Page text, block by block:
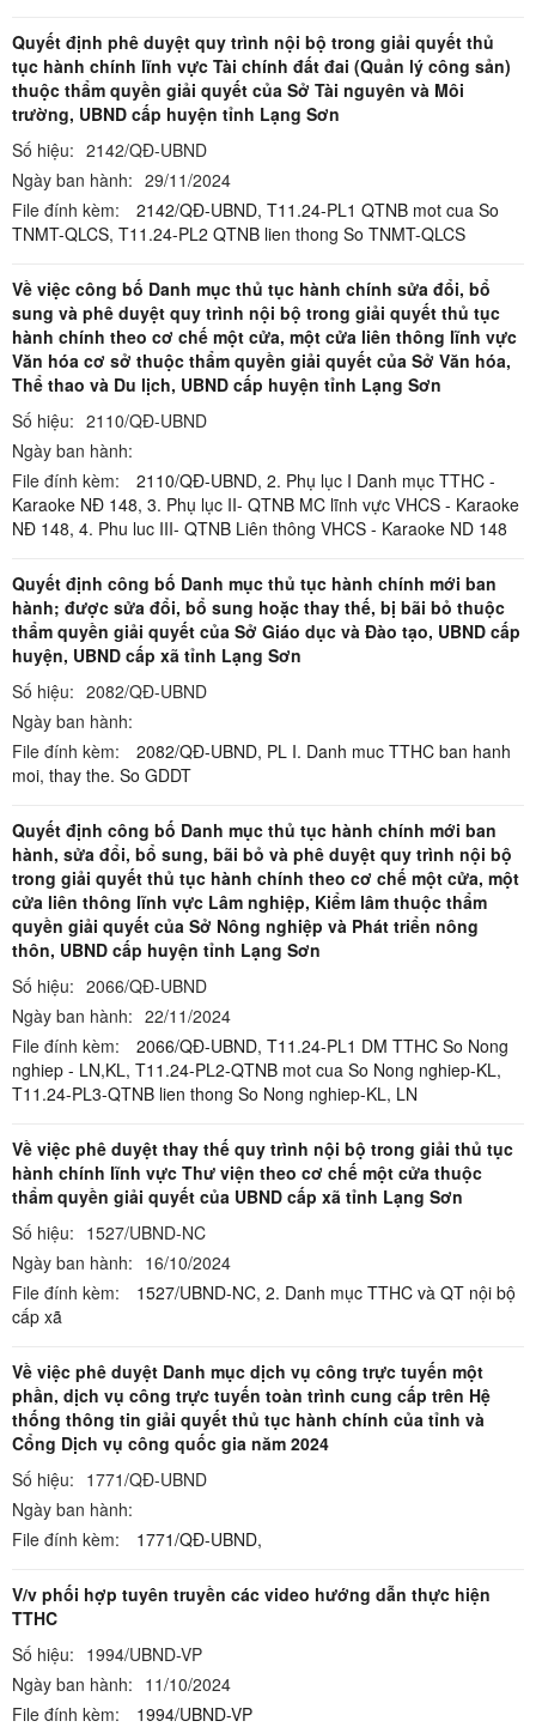
Quyết định phê duyệt quy trình nội bộ trong giải quyết thủ
tục hành chính lĩnh vực Tài chính đất đai (Quản lý công sản)
thuộc thẩm quyền giải quyết của Sở Tài nguyên và Môi
trường, UBND cấp huyện tỉnh Lạng Sơn
Số hiệu: 2142/QĐ-UBND
Ngày ban hành: 29/11/2024
File đính kèm:
2142/QĐ-UBND, T11.24-PL1 QTNB mot cua So
TNMT-QLCS, T11.24-PL2 QTNB lien thong So TNMT-QLCS
Về việc công bố Danh mục thủ tục hành chính sửa đổi, bổ
sung và phê duyệt quy trình nội bộ trong giải quyết thủ tục
hành chính theo cơ chế một cửa, một cửa liên thông lĩnh vực
Văn hóa cơ sở thuộc thẩm quyền giải quyết của Sở Văn hóa,
Thể thao và Du lịch, UBND cấp huyện tỉnh Lạng Sơn
Số hiệu: 2110/QĐ-UBND
Ngày ban hành:
File đính kèm:
2110/QĐ-UBND, 2. Phụ lục I Danh mục TTHC -
Karaoke NĐ 148, 3. Phụ lục II- QTNB MC lĩnh vực VHCS - Karaoke
NĐ 148, 4. Phu luc III- QTNB Liên thông VHCS - Karaoke ND 148
Quyết định công bố Danh mục thủ tục hành chính mới ban
hành; được sửa đổi, bổ sung hoặc thay thế, bị bãi bỏ thuộc
thẩm quyền giải quyết của Sở Giáo dục và Đào tạo, UBND cấp
huyện, UBND cấp xã tỉnh Lạng Sơn
Số hiệu: 2082/QĐ-UBND
Ngày ban hành:
File đính kèm:
2082/QĐ-UBND, PL I. Danh muc TTHC ban hanh
moi, thay the. So GDDT
Quyết định công bố Danh mục thủ tục hành chính mới ban
hành, sửa đổi, bổ sung, bãi bỏ và phê duyệt quy trình nội bộ
trong giải quyết thủ tục hành chính theo cơ chế một cửa, một
cửa liên thông lĩnh vực Lâm nghiệp, Kiểm lâm thuộc thẩm
quyền giải quyết của Sở Nông nghiệp và Phát triển nông
thôn, UBND cấp huyện tỉnh Lạng Sơn
Số hiệu: 2066/QĐ-UBND
Ngày ban hành: 22/11/2024
File đính kèm:
2066/QĐ-UBND, T11.24-PL1 DM TTHC So Nong
nghiep - LN,KL, T11.24-PL2-QTNB mot cua So Nong nghiep-KL,
T11.24-PL3-QTNB lien thong So Nong nghiep-KL, LN
Về việc phê duyệt thay thế quy trình nội bộ trong giải thủ tục
hành chính lĩnh vực Thư viện theo cơ chế một cửa thuộc
thẩm quyền giải quyết của UBND cấp xã tỉnh Lạng Sơn
Số hiệu: 1527/UBND-NC
Ngày ban hành: 16/10/2024
File đính kèm:
1527/UBND-NC, 2. Danh mục TTHC và QT nội bộ
cấp xã
Về việc phê duyệt Danh mục dịch vụ công trực tuyến một
phần, dịch vụ công trực tuyến toàn trình cung cấp trên Hệ
thống thông tin giải quyết thủ tục hành chính của tỉnh và
Cổng Dịch vụ công quốc gia năm 2024
Số hiệu: 1771/QĐ-UBND
Ngày ban hành:
File đính kèm:
1771/QĐ-UBND,
V/v phối hợp tuyên truyền các video hướng dẫn thực hiện
TTHC
Số hiệu: 1994/UBND-VP
Ngày ban hành: 11/10/2024
File đính kèm:
1994/UBND-VP